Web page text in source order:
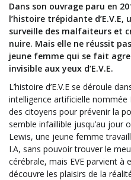
Dans son ouvrage paru en
l’histoire trépidante
surveille des malfaiteurs et
nuire. Mais elle ne réussit
jeune femme qui se fait
invisible aux yeux d’E.V.E.
L’histoire d’E.V.E se déroule
intelligence artificielle nommée
des citoyens pour prévenir la
semble infaillible jusqu’au jour
Lewis, une jeune femme
I.A, sans pouvoir trouver le
cérébrale, mais EVE parvient à
découvre les plaisirs de la